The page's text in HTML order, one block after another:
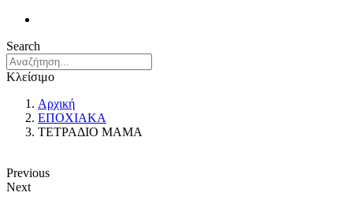
Search
Κλείσιμο
Αρχική
ΕΠΟΧΙΑΚΑ
ΤΕΤΡΑΔΙΟ ΜΑΜΑ
Previous
Next